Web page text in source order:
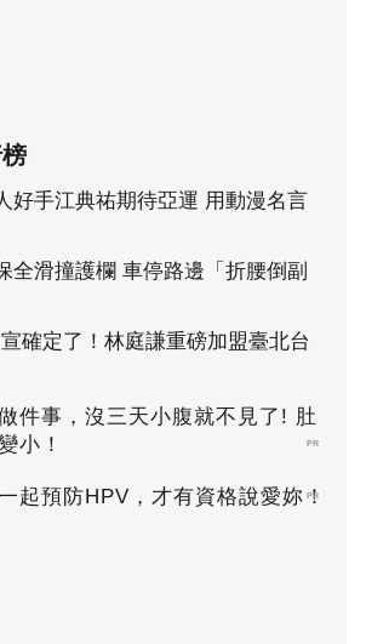
好手江典祐期待亞運 用動漫名言
全滑撞護欄 車停路邊「折腰倒副
確定了！林庭謙重磅加盟臺北台
件事，沒三天小腹就不見了! 肚
小！
PR
起預防HPV，才有資格說愛妳！
PR